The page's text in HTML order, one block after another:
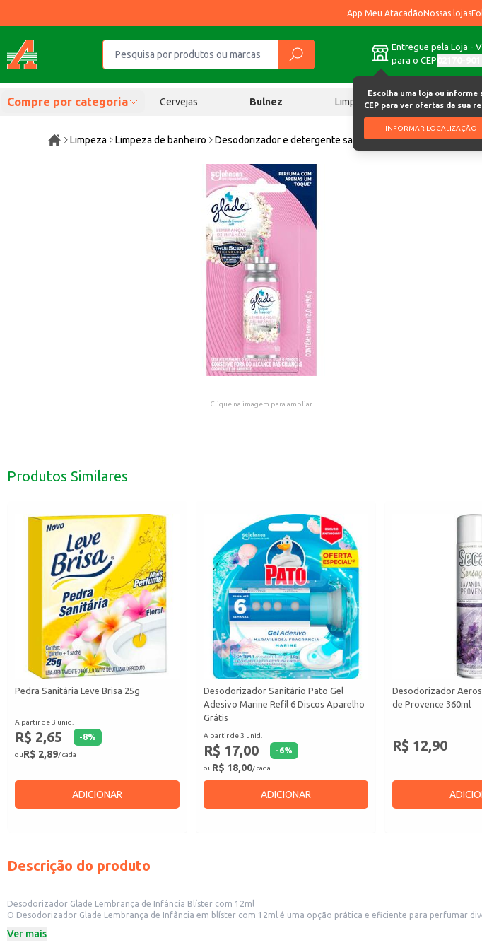
App Meu AtacadãoNossas lojas
Entregue pela Loja -
para o CEP
Escolha uma loja ou informe
CEP para ver ofertas da sua
INFORMAR LOCALIZAÇÃO
Compre por categoria Cervejas Bulnez Limpeza Chocolates
Limpeza Limpeza de banheiro Desodorizador e detergente sanitário Desodorizador
Clique na imagem para ampliar.
Produtos Similares
Pedra Sanitária Leve Brisa 25g
A partir de 3 unid.
R$ 2,65 -8%
ouR$ 2,89/ cada
ADICIONAR
Desodorizador Sanitário Pato Gel
Adesivo Marine Refil 6 Discos Aparelho
Grátis
A partir de 3 unid.
R$ 17,00 -6%
ouR$ 18,00/ cada
ADICIONAR
Desodorizador
de Provence 360ml
R$ 12,90
Descrição do produto
Desodorizador Glade Lembrança de Infância Blíster com 12ml
O Desodorizador Glade Lembrança de Infância em blíster com 12ml é uma opção prática e eficiente para perfumar diversos ambientes. Sua embalagem individual facilita o transporte e a distribuição,
Dicas de uso:
Ver mais